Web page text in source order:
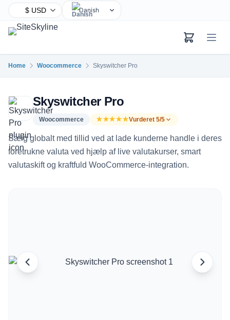
Danish
French
Bengali
Portuguese
Russian
Urdu
Italian
Home Woocommerce Skyswitcher Pro
Skyswitcher Pro
Woocommerce ★★★★★Vurderet 5/5
Sælg globalt med tillid ved at lade kunderne handle i deres
foretrukne valuta ved hjælp af live valutakurser, smart
valutaskift og kraftfuld WooCommerce-integration.